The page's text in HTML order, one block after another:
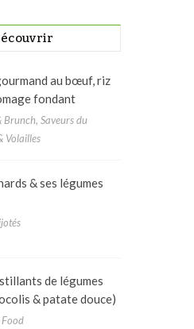
au bœuf, riz
fondant
Brunch, Saveurs du
Volailles
& ses légumes
de légumes
& patate douce)